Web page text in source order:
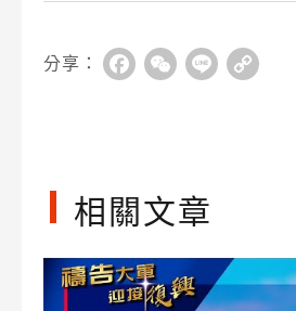
分享： FacebookWeChat
Line
相關文章